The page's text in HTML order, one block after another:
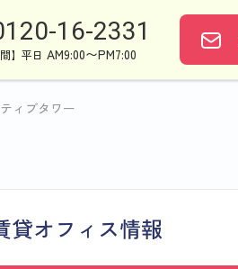
16-2331
】平日 AM9:00〜PM7:00
ィブタワー
貸オフィス情報